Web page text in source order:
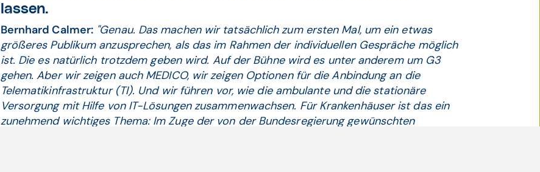
lassen.
Bernhard Calmer: "Genau. Das machen wir tatsächlich zum ersten Mal, um ein etwas
größeres Publikum anzusprechen, als das im Rahmen der individuellen Gespräche möglich
ist. Die es natürlich trotzdem geben wird. Auf der Bühne wird es unter anderem um G3
gehen. Aber wir zeigen auch MEDICO, wir zeigen Optionen für die Anbindung an die
Telematikinfrastruktur (TI). Und wir führen vor, wie die ambulante und die stationäre
Versorgung mit Hilfe von IT-Lösungen zusammenwachsen. Für Krankenhäuser ist das ein
zunehmend wichtiges Thema: Im Zuge der von der Bundesregierung gewünschten